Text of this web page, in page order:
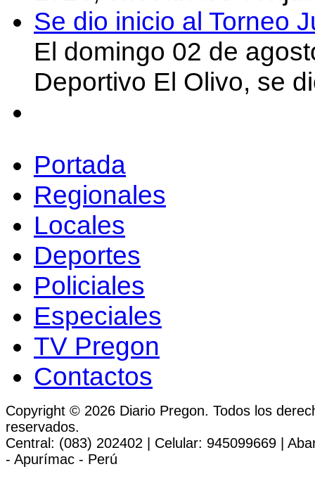
Se dio inicio al Torneo
El domingo 02 de
Deportivo El Olivo, se
Portada
Regionales
Locales
Deportes
Policiales
Especiales
TV Pregon
Contactos
Copyright © 2026 Diario Pregon. Todos los
reservados.
Central: (083) 202402 | Celular: 945099669 |
- Apurímac - Perú